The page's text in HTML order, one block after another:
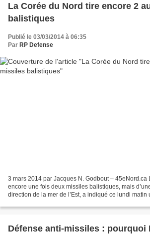
La Corée du Nord tire encore 2
balistiques
Publié le 03/03/2014 à 06:35
Par RP Defense
3 mars 2014 par Jacques N. Godbout – 45eNord.ca
encore une fois deux missiles balistiques, mais
direction de la mer de l’Est, a indiqué ce lundi matin
Défense anti-missiles : pourquoi